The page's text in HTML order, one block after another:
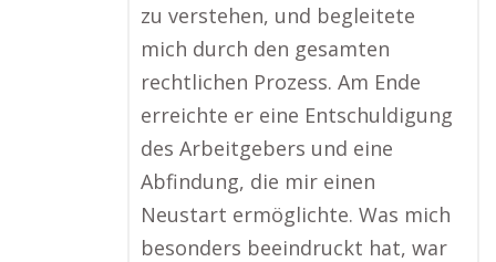
zu verstehen, und begleitete
mich durch den gesamten
rechtlichen Prozess. Am Ende
erreichte er eine Entschuldigung
des Arbeitgebers und eine
Abfindung, die mir einen
Neustart ermöglichte. Was mich
besonders beeindruckt hat, war